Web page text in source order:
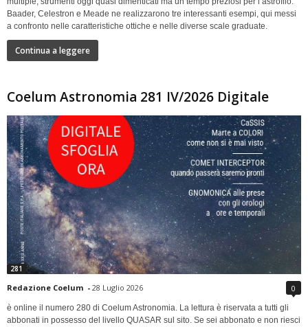
Baader, Celestron e Meade ne realizzarono tre interessanti esempi, qui messi
a confronto nelle caratteristiche ottiche e nelle diverse scale graduate.
Continua a leggere
Coelum Astronomia 281 IV/2026 Digitale
281
Redazione Coelum - 28 Luglio 2026 0
è online il numero 280 di Coelum Astronomia. La lettura è riservata a tutti gli
abbonati in possesso del livello QUASAR sul sito. Se sei abbonato e non riesci